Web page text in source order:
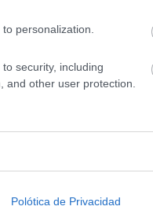
personalization.
security, including
and other user protection.
Polótica de Privacidad
ha felicitado a la
del calendario